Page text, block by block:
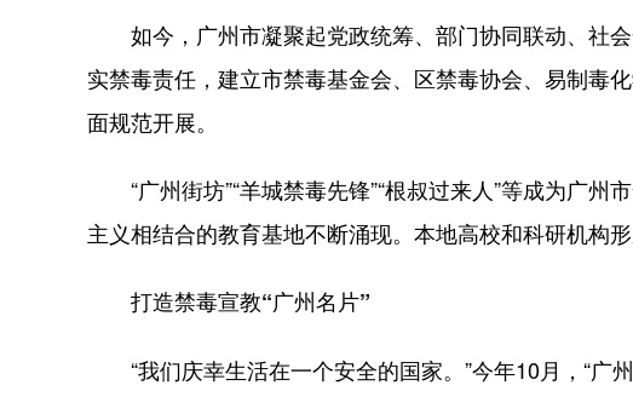
如今，广州市凝聚起党政统筹、部门协同联动、社会
实禁毒责任，建立市禁毒基金会、区禁毒协会、易制毒
面规范开展。
“广州街坊”“羊城禁毒先锋”“根叔过来人”等成为广州
主义相结合的教育基地不断涌现。本地高校和科研机构
打造禁毒宣教“广州名片”
“我们庆幸生活在一个安全的国家。”今年10月，“广